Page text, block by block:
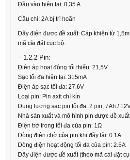
Đầu vào hiện tại: 0,35 A
Cầu chì: 2A bị trì hoãn
Dây điện được đề xuất: Cáp khiên từ
mã cài đặt cục bộ.
– 1.2.2 Pin:
Điện áp hoạt động tối thiểu: 21,5V
Sạc tối đa hiện tại: 315mA
Điện áp sạc tối đa: 27,6V
Loại pin: Pin axit chì kín
Dung lượng sạc pin tối đa: 2 pin, 7Ah /
Nhà sản xuất và mô hình pin được đề
Điện trở trong tối đa của pin: 1Ω
Dòng điện chờ của pin khi đầy tải: 0.1A
Dòng điện hoạt động tối đa của pin: 2.5A
Dây điện được đề xuất (theo mã cài đặt